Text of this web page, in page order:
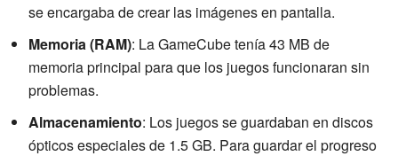
se encargaba de crear las imágenes en pantalla.
Memoria (RAM): La GameCube tenía 43 MB de
memoria principal para que los juegos funcionaran sin
problemas.
Almacenamiento: Los juegos se guardaban en discos
ópticos especiales de 1.5 GB. Para guardar el progreso